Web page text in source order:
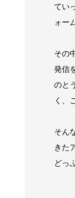
てい
ォー
その
発信
のと
く、
そん
きた
どっ